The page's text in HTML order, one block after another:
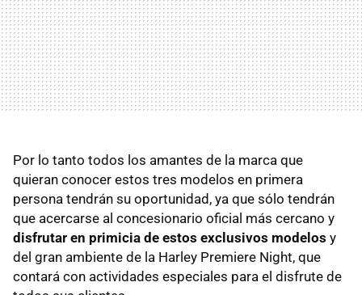
Por lo tanto todos los amantes de la marca que
quieran conocer estos tres modelos en primera
persona tendrán su oportunidad, ya que sólo tendrán
que acercarse al concesionario oficial más cercano y
disfrutar en primicia de estos exclusivos modelos y
del gran ambiente de la Harley Premiere Night, que
contará con actividades especiales para el disfrute de